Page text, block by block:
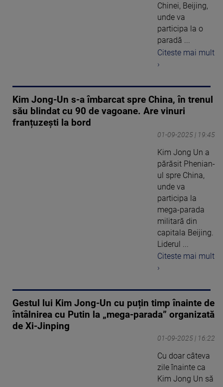
Chinei, Beijing,
unde va
participa la o
paradă ...
Citeste mai mult
›
Kim Jong-Un s-a îmbarcat spre China, în trenul
său blindat cu 90 de vagoane. Are vinuri
franțuzești la bord
01-09-2025 | 19:45
Kim Jong Un a
părăsit Phenian-
ul spre China,
unde va
participa la
mega-parada
militară din
capitala Beijing.
Liderul ...
Citeste mai mult
›
Gestul lui Kim Jong-Un cu puțin timp înainte de
întâlnirea cu Putin la „mega-parada” organizată
de Xi-Jinping
01-09-2025 | 16:22
Cu doar câteva
zile înainte ca
Kim Jong Un să